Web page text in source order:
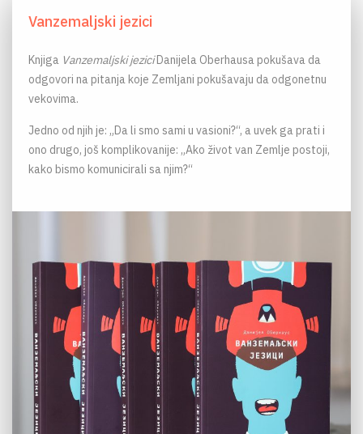
Vanzemaljski jezici
Knjiga Vanzemaljski jeziciDanijela Oberhausa pokušava da
odgovori na pitanja koje Zemljani pokušavaju da odgonetnu
vekovima.
Jedno od njih je: „Da li smo sami u vasioni?“, a uvek ga prati i
ono drugo, još komplikovanije: „Ako život van Zemlje postoji,
kako bismo komunicirali sa njim?“